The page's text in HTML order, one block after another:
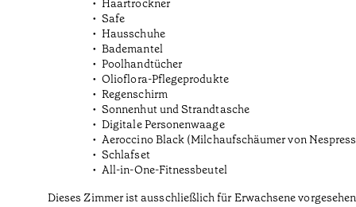
Haartrockner
Safe
Hausschuhe
Bademantel
Poolhandtücher
Olioflora-Pflegeprodukte
Regenschirm
Sonnenhut und Strandtasche
Digitale Personenwaage
Aeroccino Black (Milchaufschäumer von
Schlafset
All-in-One-Fitnessbeutel
Dieses Zimmer ist ausschließlich für Erwachsene